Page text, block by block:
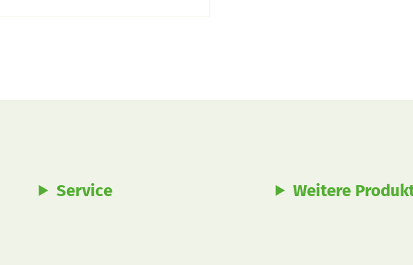
Service Weitere